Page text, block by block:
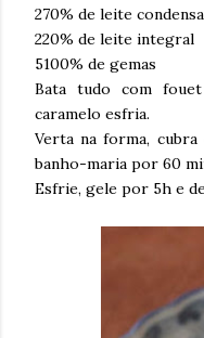
270% de leite
220% de leite integral
5100% de gemas
Bata tudo com
caramelo esfria.
Verta na forma,
banho-maria por 60
Esfrie, gele por 5h e